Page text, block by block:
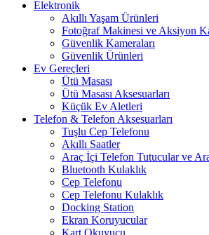
Elektronik
Akıllı Yaşam Ürünleri
Fotoğraf Makinesi ve Aksiyon
Güvenlik Kameraları
Güvenlik Ürünleri
Ev Gereçleri
Ütü Masası
Ütü Masası Aksesuarları
Küçük Ev Aletleri
Telefon & Telefon Aksesuarları
Tuşlu Cep Telefonu
Akıllı Saatler
Araç İçi Telefon Tutucular ve
Bluetooth Kulaklık
Cep Telefonu
Cep Telefonu Kulaklık
Docking Station
Ekran Koruyucular
Kart Okuyucu